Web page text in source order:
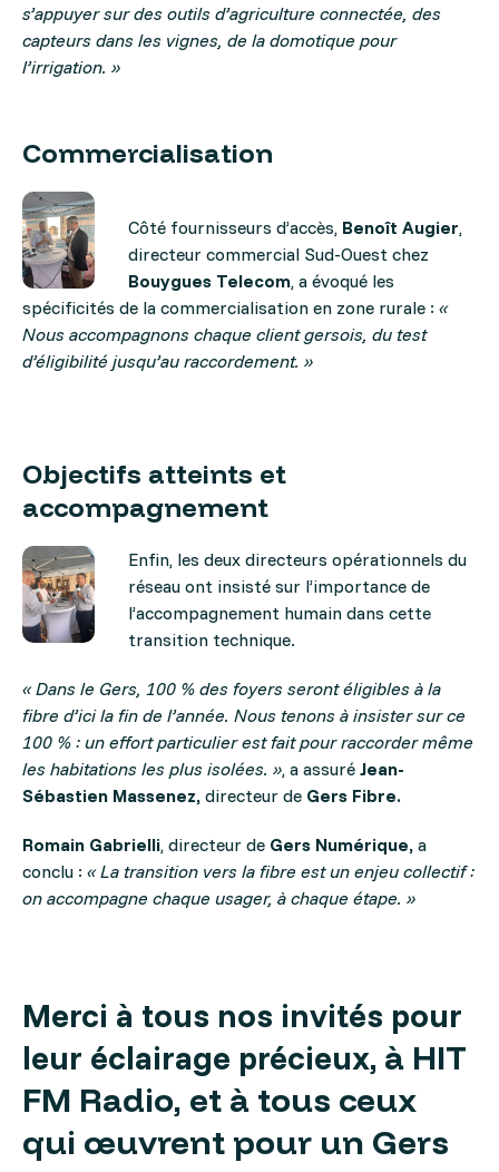
s’appuyer sur des outils d’agriculture connectée, des
capteurs dans les vignes, de la domotique pour
l’irrigation. »
Commercialisation
Côté fournisseurs d’accès, Benoît Augier,
directeur commercial Sud-Ouest chez
Bouygues Telecom, a évoqué les
spécificités de la commercialisation en zone rurale : «
Nous accompagnons chaque client gersois, du test
d’éligibilité jusqu’au raccordement. »
Objectifs atteints et
accompagnement
Enfin, les deux directeurs opérationnels du
réseau ont insisté sur l’importance de
l’accompagnement humain dans cette
transition technique.
« Dans le Gers, 100 % des foyers seront éligibles à la
fibre d’ici la fin de l’année. Nous tenons à insister sur ce
100 % : un effort particulier est fait pour raccorder même
les habitations les plus isolées. », a assuré Jean-
Sébastien Massenez, directeur de Gers Fibre.
Romain Gabrielli, directeur de Gers Numérique, a
conclu : « La transition vers la fibre est un enjeu collectif :
on accompagne chaque usager, à chaque étape. »
Merci à tous nos invités pour
leur éclairage précieux, à HIT
FM Radio, et à tous ceux
qui œuvrent pour un Gers